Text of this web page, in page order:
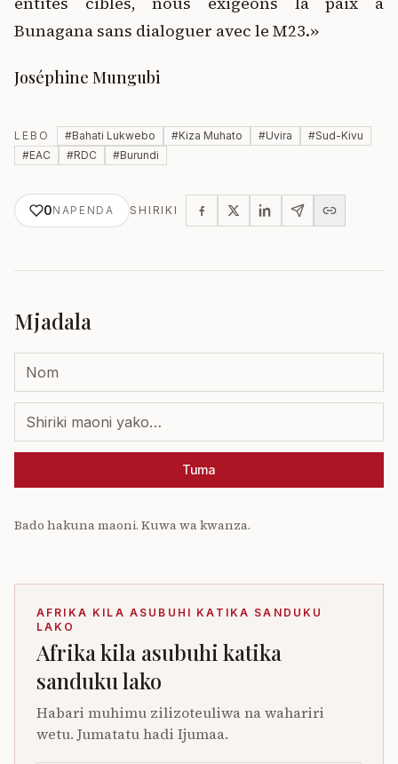
Bunagana sans dialoguer avec le M23.»
Joséphine Mungubi
LEBO #Bahati Lukwebo #Kiza Muhato #Uvira #Sud-Kivu
#EAC #RDC #Burundi
0NAPENDA SHIRIKI
Mjadala
Tuma
Bado hakuna maoni. Kuwa wa kwanza.
AFRIKA KILA ASUBUHI KATIKA SANDUKU
LAKO
Afrika kila asubuhi katika
sanduku lako
Habari muhimu zilizoteuliwa na wahariri
wetu. Jumatatu hadi Ijumaa.